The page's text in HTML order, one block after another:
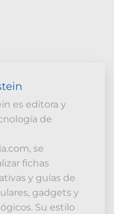
es editora y
de
se
fichas
y guías de
gadgets y
Su estilo